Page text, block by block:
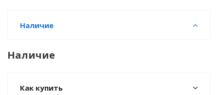
Наличие
Наличие
Как купить